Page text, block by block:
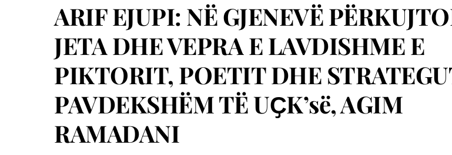
ARIF EJUPI: NË GJENEVË
JETA DHE VEPRA E LAVDISHME E
PIKTORIT, POETIT DHE
PAVDEKSHËM TË UҪK’së, AGIM
RAMADANI